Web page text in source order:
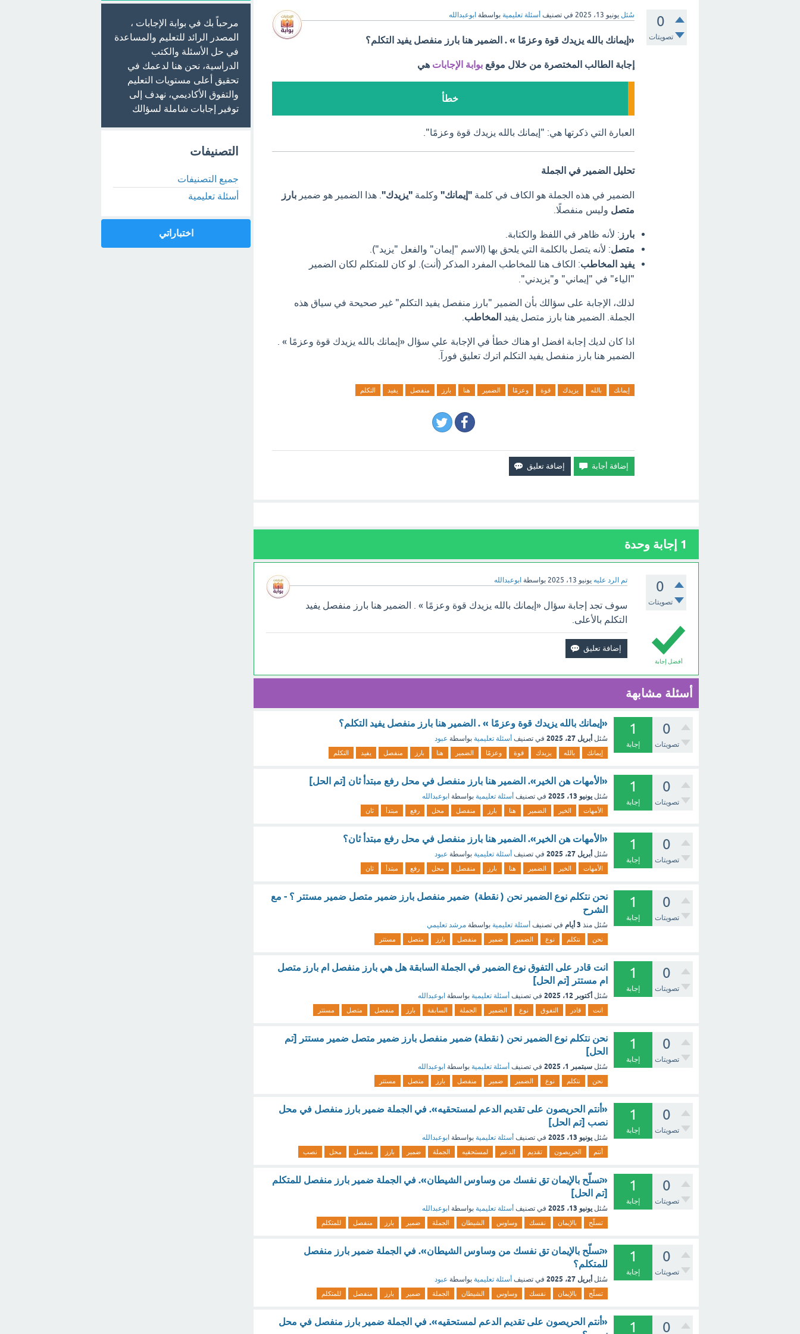
0
تصويتات
سُئل يونيو 13، 2025 في تصنيف أسئلة تعليمية بواسطة ابوعبدالله
«إيمانك بالله يزيدك قوة وعزمًا » . الضمير هنا بارز منفصل يفيد التكلم؟
إجابة الطالب المختصرة من خلال موقع بوابة الإجابات هي
خطأ
العبارة التي ذكرتها هي: "إيمانك بالله يزيدك قوة وعزمًا".
تحليل الضمير في الجملة
الضمير في هذه الجملة هو الكاف في كلمة "إيمانك" وكلمة "يزيدك" هذا الضمير هو ضمير بارز
متصل وليس منفصلًا.
بارز : لأنه ظاهر في اللفظ والكتابة.
متصل: لأنه يتصل بالكلمة التي يلحق بها (الاسم "إيمان" والفعل "يزيد").
يفيد المخاطب: الكاف هنا للمخاطب المفرد المذكر (أنت). لو كان للمتكلم لكان الضمير
"الياء" في "إيماني" و"يزيدني".
لذلك، الإجابة على سؤالك بأن الضمير "بارز منفصل يفيد التكلم" غير صحيحة في سياق هذه
الجملة. الضمير هنا بارز متصل يفيد المخاطب
اذا كان لديك إجابة افضل او هناك خطأ في الإجابة علي سؤال «إيمانك بالله يزيدك قوة وعزمًا » .
الضمير هنا بارز منفصل يفيد التكلم اترك تعليق فورآ.
إيمانك بالله يزيدك قوة وعزمًا الضمير هنا بارز منفصل يفيد التكلم
1 إجابة وحدة
0
تصويتات
تم الرد عليه يونيو 13، 2025 بواسطة ابوعبدالله
أفضل إجابة
سوف تجد إجابة سؤال «إيمانك بالله يزيدك قوة وعزمًا » . الضمير هنا بارز منفصل يفيد
التكلم بالأعلى.
أسئلة مشابهة
0
تصويتات
1
إجابة
«إيمانك بالله يزيدك قوة وعزمًا » . الضمير هنا بارز منفصل يفيد التكلم؟
سُئل أبريل 27، 2025 في تصنيف أسئلة تعليمية بواسطة عبود
إيمانك بالله يزيدك قوة وعزمًا الضمير هنا بارز منفصل يفيد التكلم
0
تصويتات
1
إجابة
«الأمهات هن الخير». الضمير هنا بارز منفصل في محل رفع مبتدأ ثان [تم الحل]
سُئل يونيو 13، 2025 في تصنيف أسئلة تعليمية بواسطة ابوعبدالله
الأمهات الخير الضمير هنا بارز منفصل محل رفع مبتدأ ثان
0
تصويتات
1
إجابة
«الأمهات هن الخير». الضمير هنا بارز منفصل في محل رفع مبتدأ ثان؟
سُئل أبريل 27، 2025 في تصنيف أسئلة تعليمية بواسطة عبود
الأمهات الخير الضمير هنا بارز منفصل محل رفع مبتدأ ثان
0
تصويتات
1
إجابة
نحن نتكلم نوع الضمير نحن ( نقطة) ضمير منفصل بارز ضمير متصل ضمير مستتر ؟ - مع
الشرح
سُئل منذ 3 أيام في تصنيف أسئلة تعليمية بواسطة مرشد تعليمي
نحن نتكلم نوع الضمير ضمير منفصل بارز متصل مستتر
0
تصويتات
1
إجابة
انت قادر على التفوق نوع الضمير في الجملة السابقة هل هي بارز منفصل ام بارز متصل
ام مستتر [تم الحل]
سُئل أكتوبر 12، 2025 في تصنيف أسئلة تعليمية بواسطة ابوعبدالله
انت قادر التفوق نوع الضمير الجملة السابقة بارز منفصل متصل مستتر
0
تصويتات
1
إجابة
نحن نتكلم نوع الضمير نحن ( نقطة) ضمير منفصل بارز ضمير متصل ضمير مستتر [تم
الحل]
سُئل سبتمبر 1، 2025 في تصنيف أسئلة تعليمية بواسطة ابوعبدالله
نحن نتكلم نوع الضمير ضمير منفصل بارز متصل مستتر
0
تصويتات
1
إجابة
«أنتم الحريصون على تقديم الدعم لمستحقيه». في الجملة ضمير بارز منفصل في محل
نصب [تم الحل]
سُئل يونيو 13، 2025 في تصنيف أسئلة تعليمية بواسطة ابوعبدالله
أنتم الحريصون تقديم الدعم لمستحقيه الجملة ضمير بارز منفصل محل نصب
0
تصويتات
1
إجابة
«تسلّح بالإيمان تق نفسك من وساوس الشيطان». في الجملة ضمير بارز منفصل للمتكلم
[تم الحل]
سُئل يونيو 13، 2025 في تصنيف أسئلة تعليمية بواسطة ابوعبدالله
تسلّح بالإيمان نفسك وساوس الشيطان الجملة ضمير بارز منفصل للمتكلم
0
تصويتات
1
إجابة
«تسلّح بالإيمان تق نفسك من وساوس الشيطان». في الجملة ضمير بارز منفصل
للمتكلم؟
سُئل أبريل 27، 2025 في تصنيف أسئلة تعليمية بواسطة عبود
تسلّح بالإيمان نفسك وساوس الشيطان الجملة ضمير بارز منفصل للمتكلم
0
1
«أنتم الحريصون على تقديم الدعم لمستحقيه». في الجملة ضمير بارز منفصل في محل
مرحباً بك في بوابة الإجابات ،
المصدر الرائد للتعليم والمساعدة
في حل الأسئلة والكتب
الدراسية، نحن هنا لدعمك في
تحقيق أعلى مستويات التعليم
والتفوق الأكاديمي، نهدف إلى
توفير إجابات شاملة لسؤالك
التصنيفات
جميع التصنيفات
أسئلة تعليمية
اختباراتي